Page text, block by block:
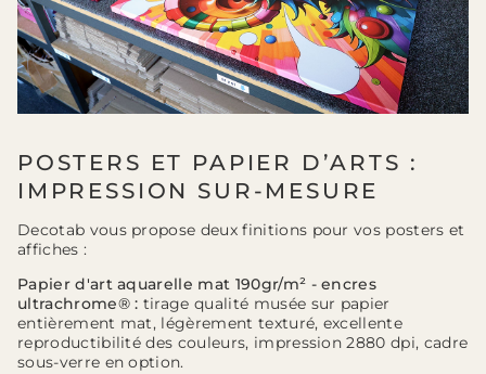
POSTERS ET PAPIER D’ARTS :
IMPRESSION SUR-MESURE
Decotab vous propose deux finitions pour vos posters et
affiches :
Papier d'art aquarelle mat 190gr/m² - encres
ultrachrome® : tirage qualité musée sur papier
entièrement mat, légèrement texturé, excellente
reproductibilité des couleurs, impression 2880 dpi, cadre
sous-verre en option.